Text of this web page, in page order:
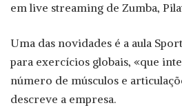
em live streaming de Zumba,
Uma das novidades é a aula
para exercícios globais, «que
número de músculos e
descreve a empresa.